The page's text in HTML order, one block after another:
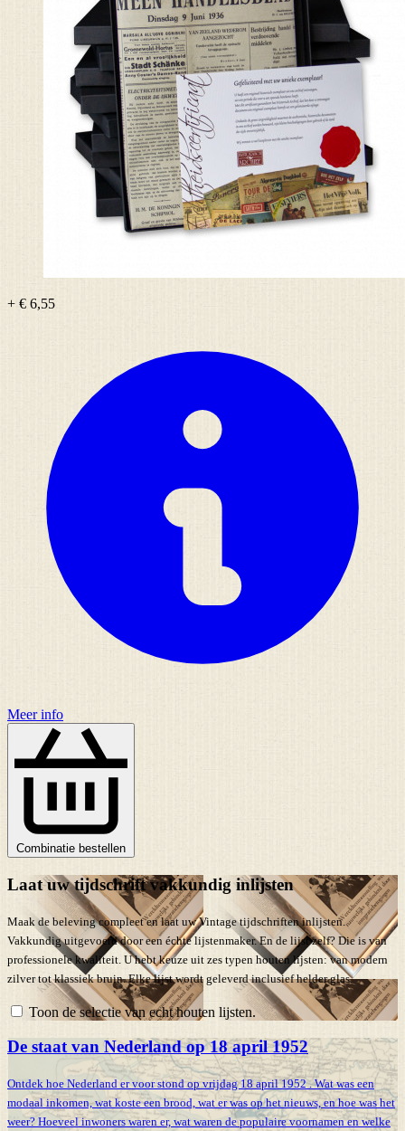
+ € 6,55
Meer info
Combinatie bestellen
Laat uw tijdschrift vakkundig inlijsten
Maak de beleving compleet en laat uw Vintage tijdschriften inlijsten.
Vakkundig uitgevoerd door een échte lijstenmaker. En de lijst zelf? Die is van
professionele kwaliteit. U hebt keuze uit zes typen houten lijsten: van modern
zilver tot klassiek bruin. Elke lijst wordt geleverd inclusief helder glas.
Toon de selectie van echt houten lijsten.
De staat van Nederland op 18 april 1952
Ontdek hoe Nederland er voor stond op vrijdag 18 april 1952 . Wat was een
modaal inkomen, wat koste een brood, wat er was op het nieuws, en hoe was het
weer? Hoeveel inwoners waren er, wat waren de populaire voornamen en welke